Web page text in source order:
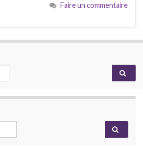
Faire un commentaire